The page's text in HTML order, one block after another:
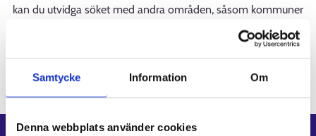
Samtycke Information Om
Denna webbplats använder cookies
kan du utvidga söket med andra områden, såsom kommuner